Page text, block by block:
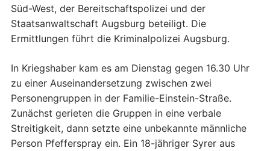
Süd-West, der Bereitschaftspolizei und der
Staatsanwaltschaft Augsburg beteiligt. Die
Ermittlungen führt die Kriminalpolizei Augsburg.
In Kriegshaber kam es am Dienstag gegen 16.30 Uhr
zu einer Auseinandersetzung zwischen zwei
Personengruppen in der Familie-Einstein-Straße.
Zunächst gerieten die Gruppen in eine verbale
Streitigkeit, dann setzte eine unbekannte männliche
Person Pfefferspray ein. Ein 18-jähriger Syrer aus